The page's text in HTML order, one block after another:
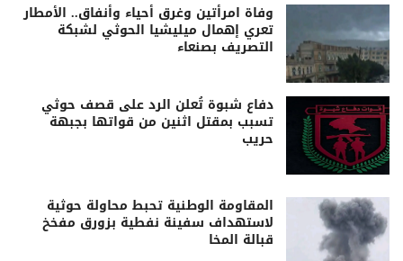
وفاة امرأتين وغرق أحياء وأنفاق.. الأمطار
تعري إهمال ميليشيا الحوثي لشبكة
التصريف بصنعاء
دفاع شبوة تُعلن الرد على قصف حوثي
تسبب بمقتل اثنين من قواتها بجبهة
حريب
المقاومة الوطنية تحبط محاولة حوثية
لاستهداف سفينة نفطية بزورق مفخخ
قبالة المخا